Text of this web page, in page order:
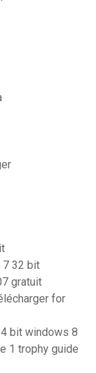
7 32 bit
gratuit
for
bit windows 8
1 trophy guide